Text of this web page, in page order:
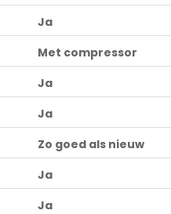
Ja
Met compressor
Ja
Ja
Zo goed als nieuw
Ja
Ja